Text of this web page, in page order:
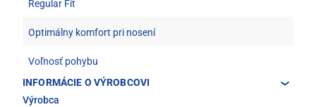
Regular Fit
Optimálny komfort pri nosení
Voľnosť pohybu
INFORMÁCIE O VÝROBCOVI
Výrobca